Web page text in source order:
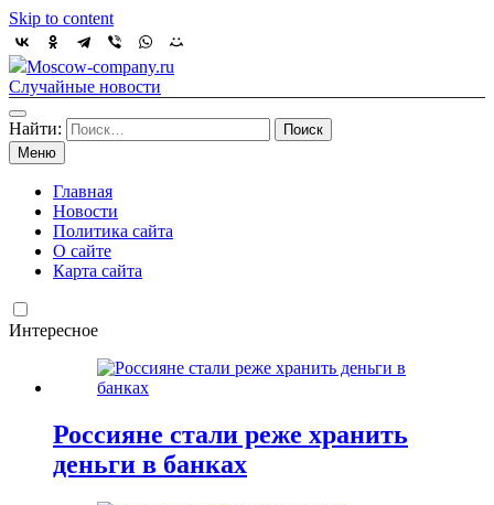
Skip to content
Moscow-company.ru
Случайные новости
Найти:
Меню
Главная
Новости
Политика сайта
О сайте
Карта сайта
Интересное
Россияне стали реже хранить
деньги в банках